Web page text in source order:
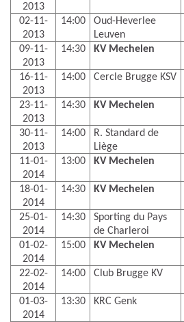
2013
02-11-
2013
14:00
Oud-Heverlee
Leuven
09-11-
2013
14:30 KV Mechelen
16-11-
2013
14:00 Cercle Brugge KSV
23-11-
2013
14:30 KV Mechelen
30-11-
2013
14:00
R. Standard de
Liège
11-01-
2014
13:00 KV Mechelen
18-01-
2014
14:30 KV Mechelen
25-01-
2014
14:30
Sporting du Pays
de Charleroi
01-02-
2014
15:00 KV Mechelen
22-02-
2014
14:00 Club Brugge KV
01-03-
2014
13:30 KRC Genk